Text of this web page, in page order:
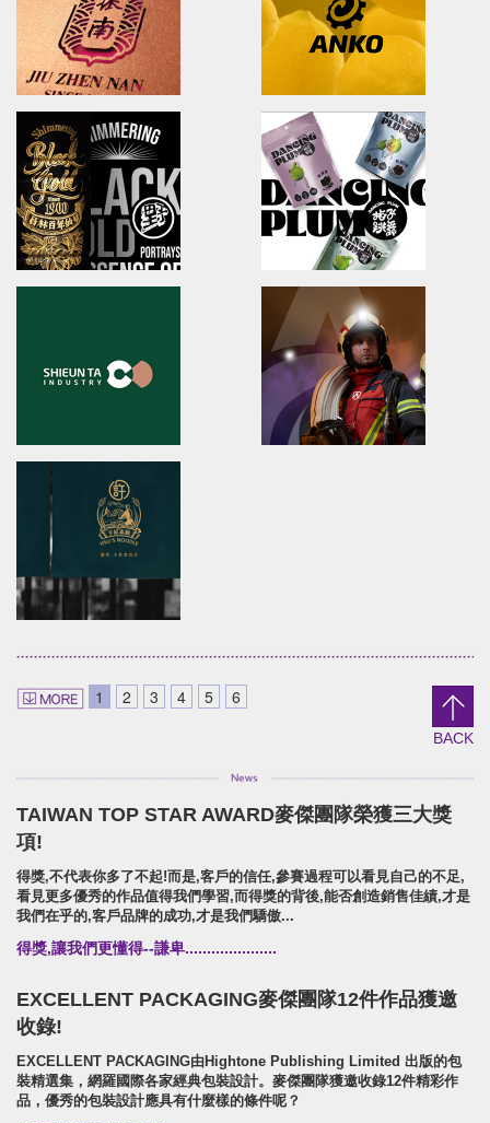
慈心淨源茶/品牌探索.識別/包裝設計/網頁設計澄涼羽毛球隊/品牌識別形象策略
U-long
brand identity/logo design/packaging
友良紡織/品牌識別/包裝設計/行銷規範
ibiopen
brand identity/logo design/
ibiopen/品牌識別/包裝設計/行銷
舊振南/品牌識別規範手冊/品牌系統規劃
Anko
brand identity/logo design/
安口食品機械/品牌識別/包裝設計/
YUAN LIN FOOD
brand identity/logo
design/packaging/Digital Marketing
員林食品百年仙草/品牌形象識別/包裝設計/展覽
形象
Shieun_Ta
brand identity/logo design/packaging
上森實業/品牌識別/包裝設計/行銷規範
SUPER ARMOR
開廣集團/SUPER ARMOR/品牌
許家麵線/品牌形象識別/包裝設計/行銷策略
1 2 3 4 5 6
BACK
TAIWAN TOP STAR AWARD麥傑團隊榮獲三大獎
項!
得獎,不代表你多了不起!而是,客戶的信任,參賽過程可以看見自己的不足,
看見更多優秀的作品值得我們學習,而得獎的背後,能否創造銷售佳績,才是
我們在乎的,客戶品牌的成功,才是我們驕傲...
得獎,讓我們更懂得--謙卑.....................
EXCELLENT PACKAGING麥傑團隊12件作品獲邀
收錄!
EXCELLENT PACKAGING由Hightone Publishing Limited 出版的包
裝精選集，網羅國際各家經典包裝設計。麥傑團隊獲邀收錄12件精彩作
品，優秀的包裝設計應具有什麼樣的條件呢？